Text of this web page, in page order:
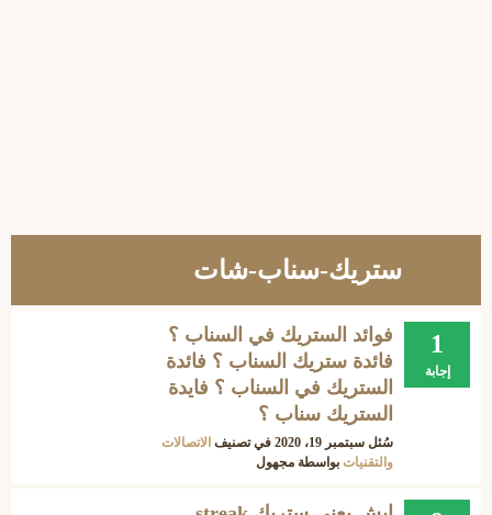
ستريك-سناب-شات
1
إجابة
فوائد الستريك في السناب ؟
فائدة ستريك السناب ؟ فائدة
الستريك في السناب ؟ فايدة
الستريك سناب ؟
سُئل سبتمبر 19، 2020 في تصنيف الاتصالات
والتقنيات بواسطة مجهول